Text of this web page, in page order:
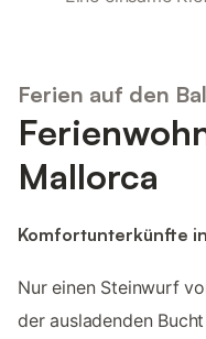
Ferien auf den
Mallorca
Komfortunterkünfte
Nur einen Steinwurf
der ausladenden